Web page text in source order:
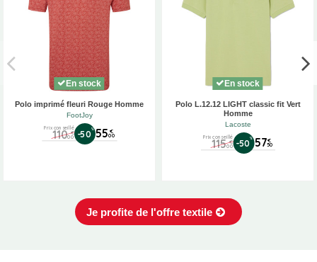
En stock
Polo imprimé fleuri Rouge Homme
FootJoy
Prix conseillé
110 €
00 -50 % 55 €
00
En stock
Polo L.12.12 LIGHT classic fit Vert
Homme
Lacoste
Prix conseillé
115 €
00 -50% 57 €
50
Je profite de l'offre textile